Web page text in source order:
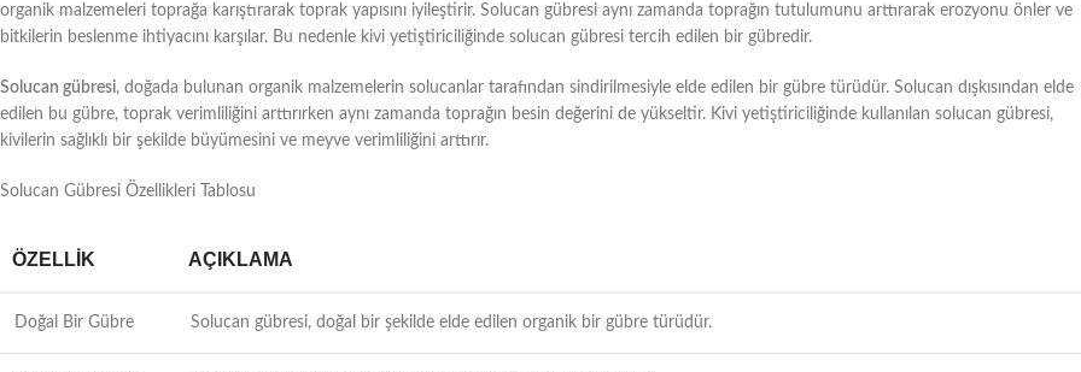
organik malzemeleri toprağa karıştırarak toprak yapısını iyileştirir. Solucan gübresi aynı zamanda toprağın tutulumunu arttırarak erozyonu önler ve
bitkilerin beslenme ihtiyacını karşılar. Bu nedenle kivi yetiştiriciliğinde solucan gübresi tercih edilen bir gübredir.
Solucan gübresi, doğada bulunan organik malzemelerin solucanlar tarafından sindirilmesiyle elde edilen bir gübre türüdür. Solucan dışkısından elde
edilen bu gübre, toprak verimliliğini arttırırken aynı zamanda toprağın besin değerini de yükseltir. Kivi yetiştiriciliğinde kullanılan solucan gübresi,
kivilerin sağlıklı bir şekilde büyümesini ve meyve verimliliğini arttırır.
Solucan Gübresi Özellikleri Tablosu
ÖZELLIK AÇIKLAMA
Doğal Bir Gübre Solucan gübresi, doğal bir şekilde elde edilen organik bir gübre türüdür.